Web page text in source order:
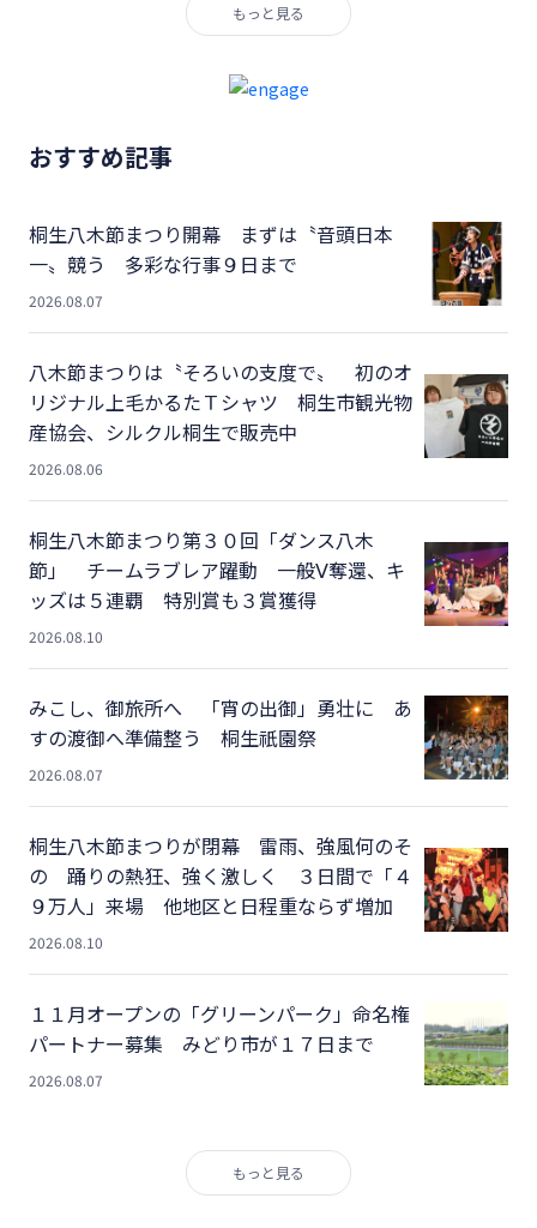
もっと見る
おすすめ記事
桐生八木節まつり開幕 まずは〝音頭日本
一〟競う 多彩な行事９日まで
2026.08.07
八木節まつりは〝そろいの支度で〟 初のオ
リジナル上毛かるたＴシャツ 桐生市観光物
産協会、シルクル桐生で販売中
2026.08.06
桐生八木節まつり第３０回「ダンス八木
節」 チームラブレア躍動 一般Ⅴ奪還、キ
ッズは５連覇 特別賞も３賞獲得
2026.08.10
みこし、御旅所へ 「宵の出御」勇壮に あ
すの渡御へ準備整う 桐生祇園祭
2026.08.07
桐生八木節まつりが閉幕 雷雨、強風何のそ
の 踊りの熱狂、強く激しく ３日間で「４
９万人」来場 他地区と日程重ならず増加
2026.08.10
１１月オープンの「グリーンパーク」命名権
パートナー募集 みどり市が１７日まで
2026.08.07
もっと見る